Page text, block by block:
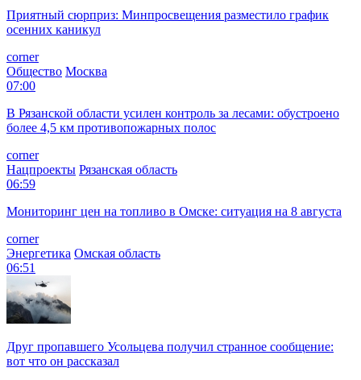
Приятный сюрприз: Минпросвещения разместило график
осенних каникул
corner
Общество Москва
07:00
В Рязанской области усилен контроль за лесами: обустроено
более 4,5 км противопожарных полос
corner
Нацпроекты Рязанская область
06:59
Мониторинг цен на топливо в Омске: ситуация на 8 августа
corner
Энергетика Омская область
06:51
Друг пропавшего Усольцева получил странное сообщение:
вот что он рассказал